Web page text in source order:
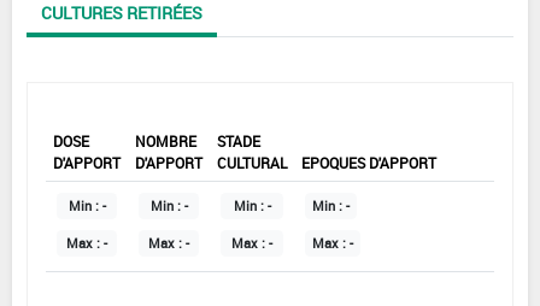
CULTURES RETIRÉES
DOSE
D'APPORT
NOMBRE
D'APPORT
STADE
CULTURAL
EPOQUES D'APPORT
Min : -
Max : -
Min : -
Max : -
Min : -
Max : -
Min : -
Max : -